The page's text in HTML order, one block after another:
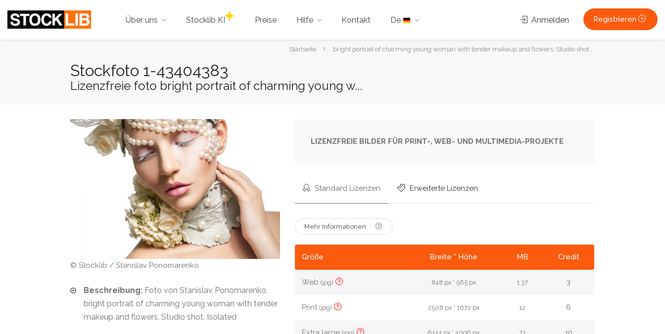
Über uns Stocklib KI Preise Hilfe Kontakt De Anmelden Registrieren
Startseite bright portrait of charming young woman with tender makeup and flowers. Studio shot....
Stockfoto 1-43404383
Lizenzfreie foto bright portrait of charming young w...
© Stocklib / Stanislav Ponomarenko
Beschreibung: Foto von Stanislav Ponomarenko.
bright portrait of charming young woman with tender
makeup and flowers. Studio shot. Isolated
LIZENZFREIE BILDER FÜR PRINT-, WEB- UND MULTIMEDIA-PROJEKTE
Standard Lizenzen Erweiterte Lizenzen
Mehr Informationen
Größe Breite * Höhe MB Credit
Web(jpg) 848 px * 565 px 1.37 3
Print(jpg) 2508 px * 1672 px 12 6